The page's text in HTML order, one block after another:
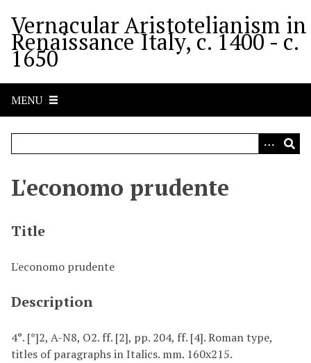
m
Vernacular Aristotelianism in
Renaissance Italy, c. 1400 - c.
1650
MENU
L'economo prudente
Title
L'economo prudente
Description
4°. [*]2, A-N8, O2. ff. [2], pp. 204, ff. [4]. Roman type,
titles of paragraphs in Italics. mm. 160x215.